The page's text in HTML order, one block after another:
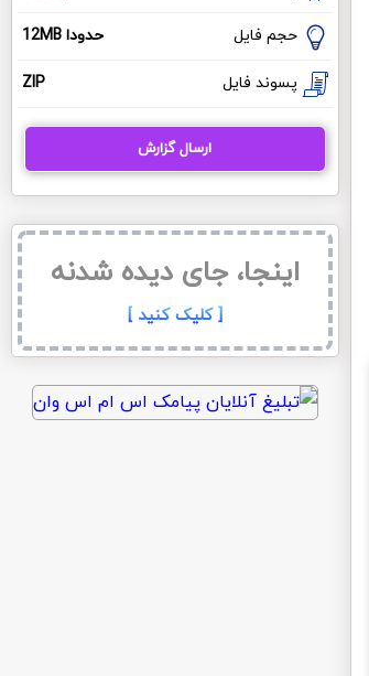
حجم فایل حدودا 12MB
پسوند فایل ZIP
ارسال گزارش
اینجا، جای دیده شدنه
[ کلیک کنید ]